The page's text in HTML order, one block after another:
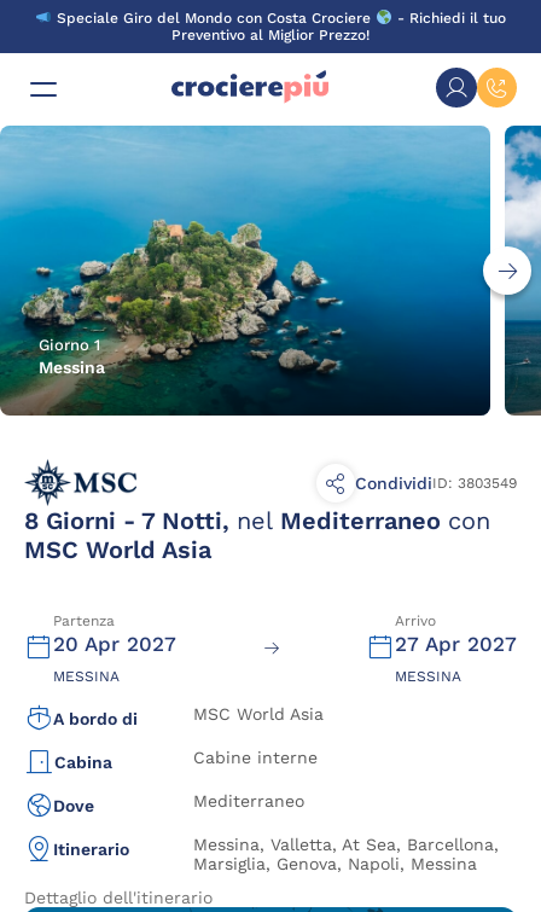
Skip
content
Speciale Giro del Mondo con Costa Crociere
- Richiedi il tuo
Preventivo al Miglior Prezzo!
Giorno 1
Messina
8 Giorni - 7 Notti, nel Mediterraneo con
MSC World Asia
CondividiID: 3803549
Partenza
20 Apr 2027
MESSINA
Arrivo
27 Apr 2027
MESSINA
A bordo di MSC World Asia
Cabina Cabine interne
Dove Mediterraneo
Itinerario
Messina, Valletta, At Sea, Barcellona,
Marsiglia, Genova, Napoli, Messina
Dettaglio dell'itinerario